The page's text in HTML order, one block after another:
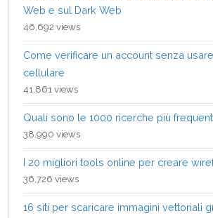
Web e sul Dark Web
46,692 views
Come verificare un account senza
cellulare
41,861 views
Quali sono le 1000 ricerche più
38,990 views
I 20 migliori tools online per creare
36,726 views
16 siti per scaricare immagini vettoriali